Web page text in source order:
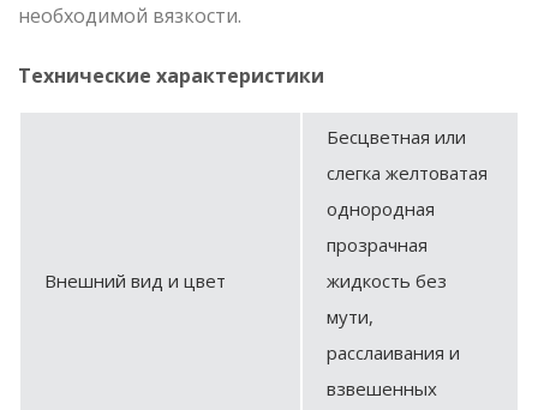
необходимой вязкости.
Технические характеристики
Внешний вид и цвет
Бесцветная или
слегка желтоватая
однородная
прозрачная
жидкость без
мути,
расслаивания и
взвешенных